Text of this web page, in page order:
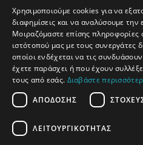
T. (+30) 2310 426 156/412 457
E. info@artofglass.gr
Πολιτική απορρήτου & GDPR
Χρησιμοποιούμε cookies για να
διαφημίσεις και να αναλύσουμε την
Μοιραζόμαστε επίσης πληροφορίες
ιστότοπού μας με τους συνεργάτες
οποίοι ενδέχεται να τις
έχετε παράσχει ή που έχουν
τους από εσάς. Διαβάστε
ΑΠΌΔΟΣΗΣ
ΛΕΙΤΟΥΡΓΙΚΌΤΗΤΑΣ